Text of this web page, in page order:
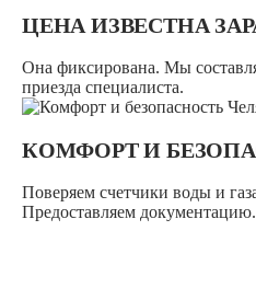
ЦЕНА ИЗВЕСТНА
Она фиксирована. Мы
приезда специалиста.
КОМФОРТ И
Поверяем счетчики воды и
Предоставляем документацию.